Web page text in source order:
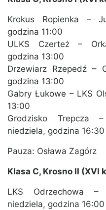
Krokus Ropienka –
godzina 11:00
ULKS Czerteż –
godzina 13:00
Drzewiarz Rzepedź –
godzina 13:00
Gabry Łukowe – LKS
13:00
Grodzisko Trepcza
niedziela, godzina 16:30
Pauza: Osława Zagórz
Klasa C, Krosno II (XVI
LKS Odrzechowa –
niedziela, godzina